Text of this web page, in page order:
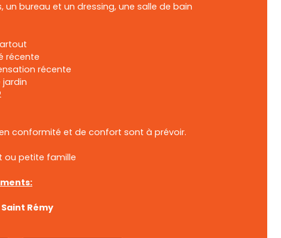
un bureau et un dressing, une salle de bain
récente
récente
jardin
conformité et de confort sont à prévoir.
ou petite famille
Rémy